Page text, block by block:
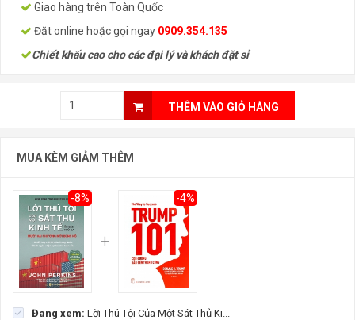
Giao hàng trên Toàn Quốc
Đặt online hoặc gọi ngay 0909.354.135
Chiết khấu cao cho các đại lý và khách đặt sỉ
THÊM VÀO GIỎ HÀNG
MUA KÈM GIẢM THÊM
-8% -4%
Đang xem: Lời Thú Tội Của Một Sát Thủ Ki...
-